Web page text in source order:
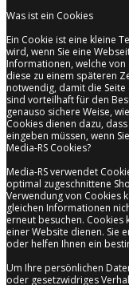
Was ist ein Cookies
Ein Cookie ist eine kleine
wird, wenn Sie eine
Informationen, welche von
diese zu einem späteren
notwendig, damit die
sind vorteilhaft für den
genauso sichere Weise,
Cookies dienen dazu,
eingeben müssen, wenn
Media-RS Cookies?
Media-RS verwendet
optimal zugeschnittene
Verwendung von Cookies
gleichen Informationen
erneut besuchen.
einer Website dienen. Sie
oder helfen Ihnen ein
Um Ihre persönlichen
oder gesetzwidriges